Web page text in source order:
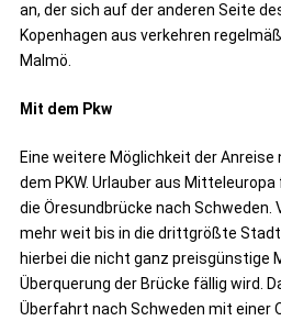
an, der sich auf der anderen Seite
Kopenhagen aus verkehren
Malmö.
Mit dem Pkw
Eine weitere Möglichkeit der
dem PKW. Urlauber aus
die Öresundbrücke nach Schweden.
mehr weit bis in die drittgrößte
hierbei die nicht ganz preisgünstige
Überquerung der Brücke fällig wird.
Überfahrt nach Schweden mit einer